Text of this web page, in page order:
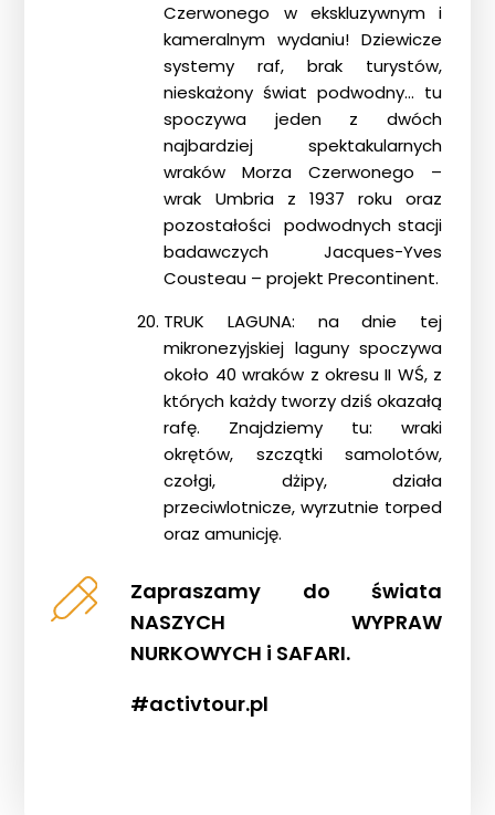
Czerwonego w ekskluzywnym i
kameralnym wydaniu! Dziewicze
systemy raf, brak turystów,
nieskażony świat podwodny… tu
spoczywa jeden z dwóch
najbardziej spektakularnych
wraków Morza Czerwonego –
wrak Umbria z 1937 roku oraz
pozostałości podwodnych stacji
badawczych Jacques-Yves
Cousteau – projekt Precontinent.
TRUK LAGUNA: na dnie tej
mikronezyjskiej laguny spoczywa
około 40 wraków z okresu II WŚ, z
których każdy tworzy dziś okazałą
rafę. Znajdziemy tu: wraki
okrętów, szczątki samolotów,
czołgi, dżipy, działa
przeciwlotnicze, wyrzutnie torped
oraz amunicję.
Zapraszamy do świata
NASZYCH WYPRAW
NURKOWYCH i SAFARI.
#activtour.pl